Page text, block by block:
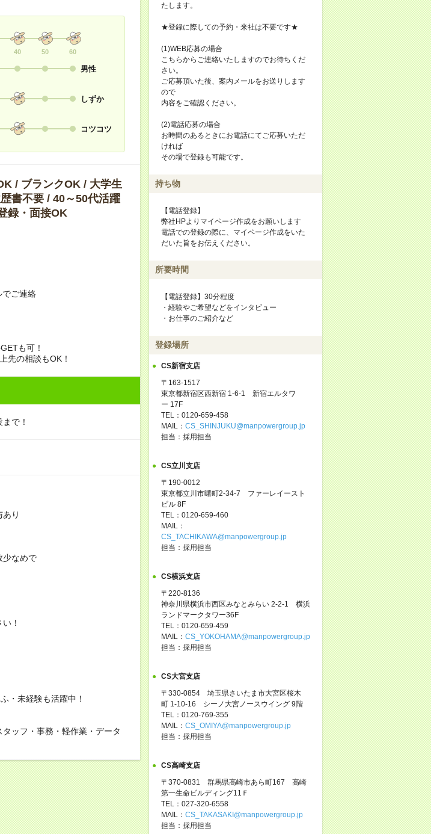
40 50 60
男性
しずか
コツコツ
/ ブランクOK / 大学生
書不要 / 40～50代活躍
録・面接OK
でご連絡
も可！
先の相談もOK！
で！
り
なめで
！
・未経験も活躍中！
ッフ・事務・軽作業・データ
たします。
★登録に際しての予約・来社は不要です★
(1)WEB応募の場合
こちらからご連絡いたしますのでお待ちくだ
さい。
ご応募頂いた後、案内メールをお送りします
ので
内容をご確認ください。
(2)電話応募の場合
お時間のあるときにお電話にてご応募いただ
ければ
その場で登録も可能です。
持ち物
【電話登録】
弊社HPよりマイページ作成をお願いします
電話での登録の際に、マイページ作成をいた
だいた旨をお伝えください。
所要時間
【電話登録】30分程度
・経験やご希望などをインタビュー
・お仕事のご紹介など
登録場所
CS新宿支店
〒163-1517
東京都新宿区西新宿 1-6-1 新宿エルタワ
ー 17F
TEL：0120-659-458
MAIL： CS_SHINJUKU@manpowergroup.jp
担当：採用担当
CS立川支店
〒190-0012
東京都立川市曙町2-34-7 ファーレイースト
ビル 8F
TEL：0120-659-460
MAIL：
CS_TACHIKAWA@manpowergroup.jp
担当：採用担当
CS横浜支店
〒220-8136
神奈川県横浜市西区みなとみらい 2-2-1 横浜
ランドマークタワー36F
TEL：0120-659-459
MAIL： CS_YOKOHAMA@manpowergroup.jp
担当：採用担当
CS大宮支店
〒330-0854 埼玉県さいたま市大宮区桜木
町 1-10-16 シーノ大宮ノースウイング 9階
TEL：0120-769-355
MAIL： CS_OMIYA@manpowergroup.jp
担当：採用担当
CS高崎支店
〒370-0831 群馬県高崎市あら町167 高崎
第一生命ビルディング11Ｆ
TEL：027-320-6558
MAIL： CS_TAKASAKI@manpowergroup.jp
担当：採用担当